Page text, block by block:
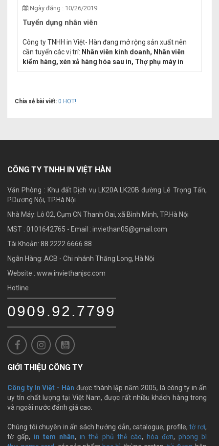
Ngày đăng : 10/26/2019
Tuyển dụng nhân viên
Công ty TNHH in Việt- Hàn đang mở rộng sản xuất nên
cần tuyển các vị trí: Nhân viên kinh doanh, Nhân viên
kiểm hàng, xén xả hàng hóa sau in, Thợ phụ máy in
Chia sẻ bài viết: 0 HOT!
CÔNG TY TNHH IN VIỆT HÀN
Văn Phòng : Khu đất Dịch vụ LK20A.LK20B đường Lê Trọng Tấn,
P.Dương Nội, TP.Hà Nội
Nhà Máy: Lô 02, Cụm CN Thanh Oai, xã Bình Minh, TP.Hà Nội
MST : 0101642765 - Email : inviethan05@gmail.com
Tài Khoản: 88.2222.6666.88
Ngân Hàng: ACB - Chi nhánh Thăng Long, Hà Nội
Website : www.inviethanjsc.com
Hotline
0909.92.7799
GIỚI THIỆU CÔNG TY
Công ty In Việt - Hàn được thành lập năm 2005, là công ty in ấn
uy tín chất lượng tại Việt Nam, được rất nhiều khách hàng trong
và ngoài nước đánh giá cao.
Chúng tôi chuyên in ấn sách hướng dẫn, catalogue, profile,tờ rơi,
tờ gấp, in tem nhãn,in thẻ phủ thẻ cào, hóa đơn, phong bì